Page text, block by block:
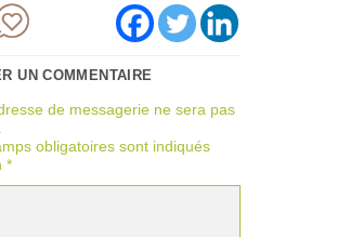
UN COMMENTAIRE
de messagerie ne sera pas
obligatoires sont indiqués
*